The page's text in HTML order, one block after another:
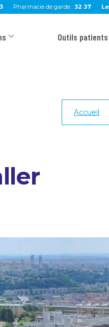
Pharmacie de garde : 32 37
Outils patients
Accueil